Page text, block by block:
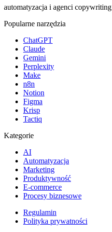
automatyzacja i agenci copywriting
Popularne narzędzia
ChatGPT
Claude
Gemini
Perplexity
Make
n8n
Notion
Figma
Krisp
Tactiq
Kategorie
AI
Automatyzacja
Marketing
Produktywność
E-commerce
Procesy biznesowe
Regulamin
Polityka prywatności